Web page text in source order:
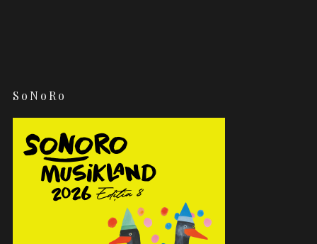
SoNoRo